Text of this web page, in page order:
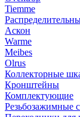
Tiemme
Аскон
Warme
Meibes
Olrus
Коллекторные
Кронштейны
Комплектующие
Резьбозажимные